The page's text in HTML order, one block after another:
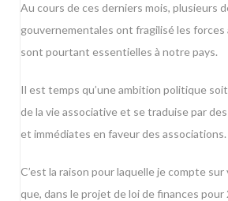
Au cours de ces derniers mois, plusieurs
gouvernementales ont fragilisé les forces
sont pourtant essentielles à notre pays.
Il est temps qu’une ambition politique
de la vie associative et se traduise par
et immédiates en faveur des associations.
C’est la raison pour laquelle je compte
que, dans le projet de loi de finances pour